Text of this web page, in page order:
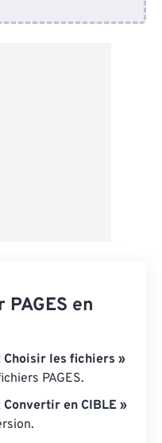
en
Choisir les fichiers »
PAGES.
Convertir en CIBLE »